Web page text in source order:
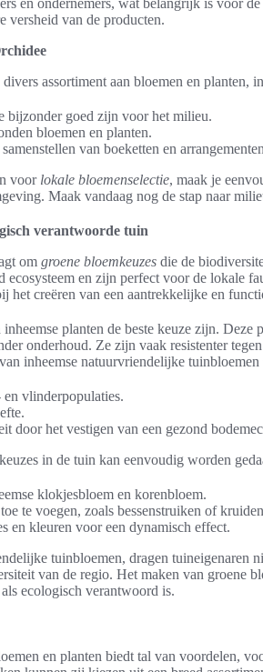
en ondernemers, wat belangrijk is voor de
versheid van de producten.
assortiment aan bloemen en planten,
bijzonder goed zijn voor het milieu.
bloemen en planten.
van boeketten en
voor lokale bloemenselectie, maak je
Maak vandaag nog de stap naar
verantwoorde tuin
om groene bloemkeuzes die de
ecosysteem en zijn perfect voor de lokale
het creëren van een aantrekkelijke en
planten de beste keuze zijn. Deze
onderhoud. Ze zijn vaak resistenter
inheemse natuurvriendelijke tuinbloemen
vlinderpopulaties.
door het vestigen van een gezond
in de tuin kan eenvoudig worden
klokjesbloem en korenbloem.
te voegen, zoals bessenstruiken of
en kleuren voor een dynamisch effect.
tuinbloemen, dragen tuineigenaren
van de regio. Het maken van groene
ecologisch verantwoord is.
en planten biedt tal van voordelen,